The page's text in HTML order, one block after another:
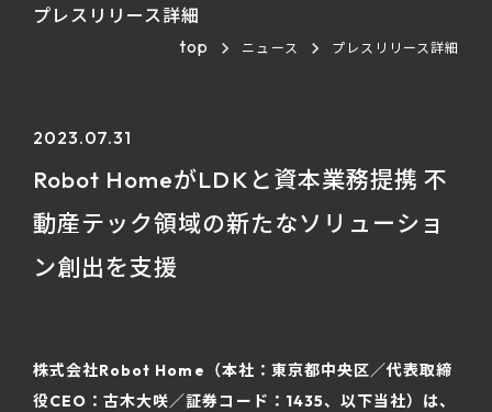
プレスリリース詳細
top
ニュース プレスリリース詳細
2023.07.31
Robot HomeがLDKと資本業務提携 不
動産テック領域の新たなソリューショ
ン創出を支援
株式会社Robot Home（本社：東京都中央区／代表取締
役CEO：古木大咲／証券コード：1435、以下当社）は、